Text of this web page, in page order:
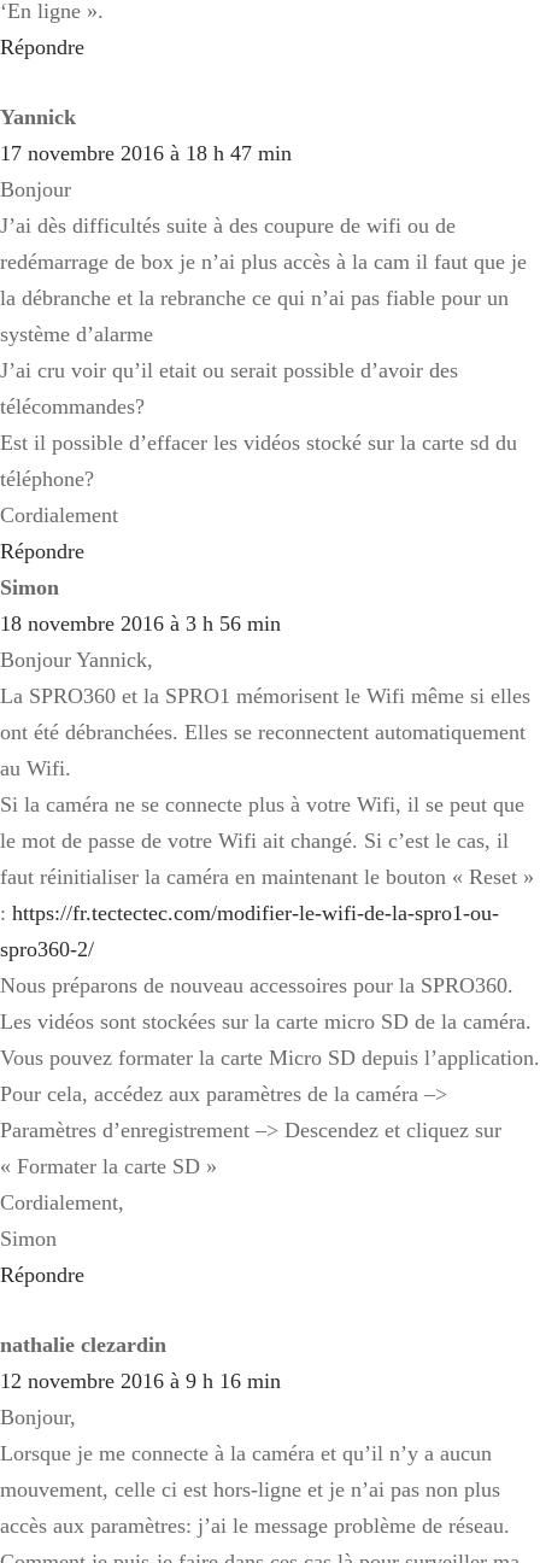
‘En ligne ».
Répondre
Yannick
17 novembre 2016 à 18 h 47 min
Bonjour
J’ai dès difficultés suite à des coupure de wifi ou de
redémarrage de box je n’ai plus accès à la cam il faut que je
la débranche et la rebranche ce qui n’ai pas fiable pour un
système d’alarme
J’ai cru voir qu’il etait ou serait possible d’avoir des
télécommandes?
Est il possible d’effacer les vidéos stocké sur la carte sd du
téléphone?
Cordialement
Répondre
Simon
18 novembre 2016 à 3 h 56 min
Bonjour Yannick,
La SPRO360 et la SPRO1 mémorisent le Wifi même si elles
ont été débranchées. Elles se reconnectent automatiquement
au Wifi.
Si la caméra ne se connecte plus à votre Wifi, il se peut que
le mot de passe de votre Wifi ait changé. Si c’est le cas, il
faut réinitialiser la caméra en maintenant le bouton « Reset »
: https://fr.tectectec.com/modifier-le-wifi-de-la-spro1-ou-
spro360-2/
Nous préparons de nouveau accessoires pour la SPRO360.
Les vidéos sont stockées sur la carte micro SD de la caméra.
Vous pouvez formater la carte Micro SD depuis l’application.
Pour cela, accédez aux paramètres de la caméra –>
Paramètres d’enregistrement –> Descendez et cliquez sur
« Formater la carte SD »
Cordialement,
Simon
Répondre
nathalie clezardin
12 novembre 2016 à 9 h 16 min
Bonjour,
Lorsque je me connecte à la caméra et qu’il n’y a aucun
mouvement, celle ci est hors-ligne et je n’ai pas non plus
accès aux paramètres: j’ai le message problème de réseau.